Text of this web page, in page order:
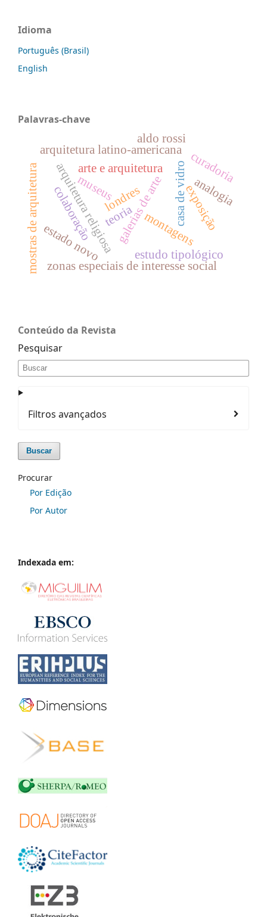
Idioma
Português (Brasil)
English
Palavras-chave
arquitetura religiosa
zonas especiais de interesse social
arte e arquitetura
museusgalerias de artemontagens
casa de vidroexposição
arquitetura latino-americana
londres
estudo tipológico
mostras de arquiteturaestado novo
analogia
aldo rossi
colaboração
curadoria
teoria
Conteúdo da Revista
Pesquisar
Filtros avançados
Buscar
Procurar
Por Edição
Por Autor
Indexada em: